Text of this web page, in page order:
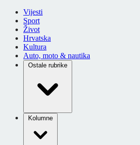
Vijesti
Sport
Život
Hrvatska
Kultura
Auto, moto & nautika
Ostale rubrike
Kolumne